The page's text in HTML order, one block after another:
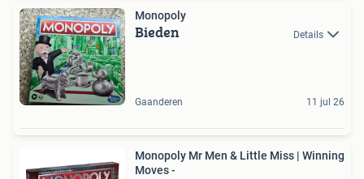
Monopoly
Bieden Details
Gaanderen 11 jul 26
Monopoly Mr Men & Little Miss | Winning
Moves -